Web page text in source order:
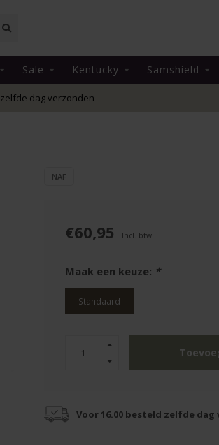
Sale Kentucky Samshield
dag verzonden
NAF
€60,95 Incl. btw
Maak een keuze: *
Standaard
Voor 16.00 besteld zelfde dag